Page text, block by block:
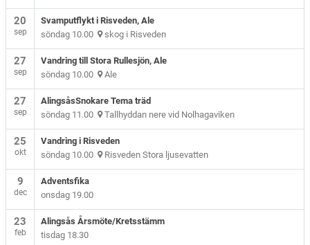
20
sep
Svamputflykt i Risveden, Ale
söndag 10.00 skog i Risveden
27
sep
Vandring till Stora Rullesjön, Ale
söndag 10.00 Ale
27
sep
AlingsåsSnokare Tema träd
söndag 11.00 Tallhyddan nere vid Nolhagaviken
25
okt
Vandring i Risveden
söndag 10.00 Risveden Stora ljusevatten
9
dec
Adventsfika
onsdag 19.00
23
feb
Alingsås Årsmöte/Kretsstämm
tisdag 18.30